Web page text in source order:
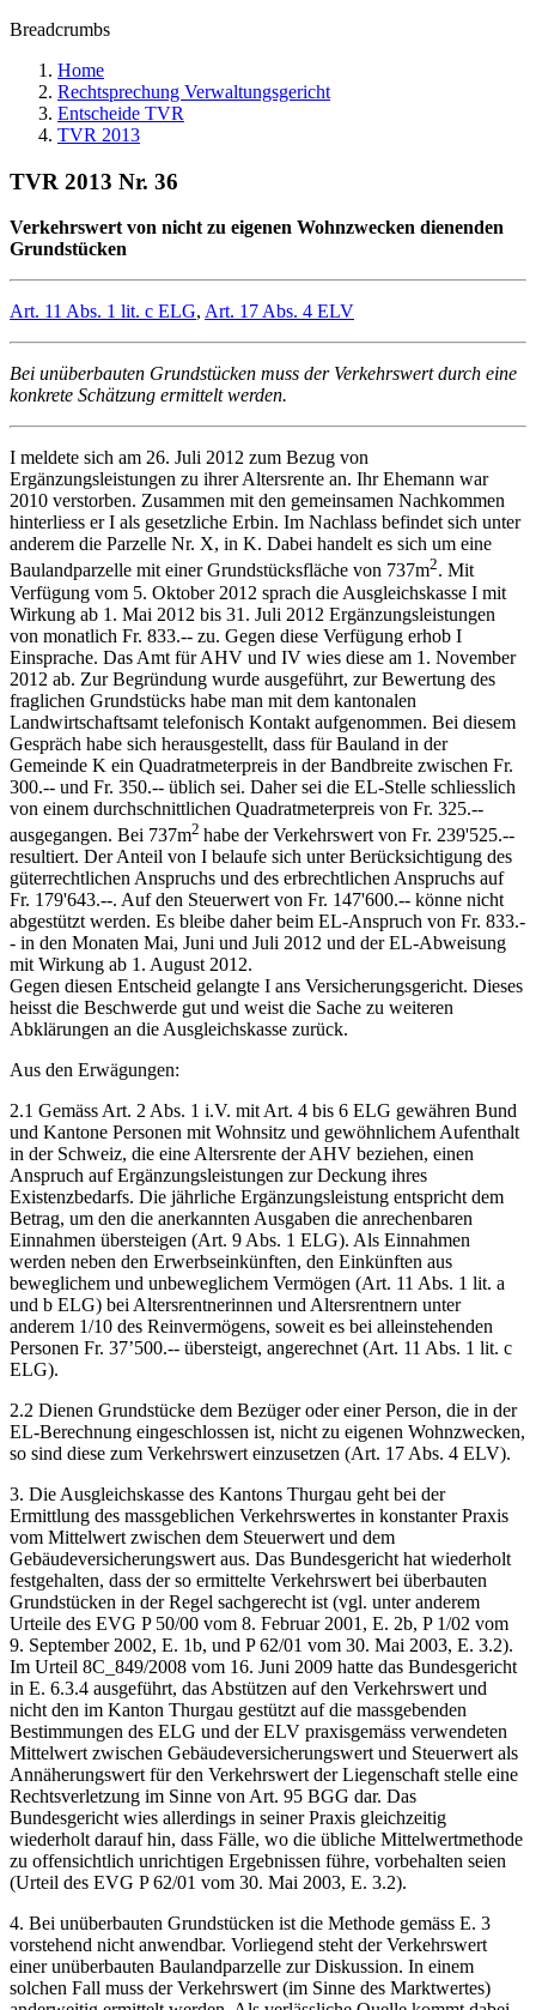
Breadcrumbs
Home
Rechtsprechung Verwaltungsgericht
Entscheide TVR
TVR 2013
TVR 2013 Nr. 36
Verkehrswert von nicht zu eigenen Wohnzwecken dienenden
Grundstücken
Art. 11 Abs. 1 lit. c ELG, Art. 17 Abs. 4 ELV
Bei unüberbauten Grundstücken muss der Verkehrswert durch eine
konkrete Schätzung ermittelt werden.
I meldete sich am 26. Juli 2012 zum Bezug von
Ergänzungsleistungen zu ihrer Altersrente an. Ihr Ehemann war
2010 verstorben. Zusammen mit den gemeinsamen Nachkommen
hinterliess er I als gesetzliche Erbin. Im Nachlass befindet sich unter
anderem die Parzelle Nr. X, in K. Dabei handelt es sich um eine
Baulandparzelle mit einer Grundstücksfläche von 737m2. Mit
Verfügung vom 5. Oktober 2012 sprach die Ausgleichskasse I mit
Wirkung ab 1. Mai 2012 bis 31. Juli 2012 Ergänzungsleistungen
von monatlich Fr. 833.-- zu. Gegen diese Verfügung erhob I
Einsprache. Das Amt für AHV und IV wies diese am 1. November
2012 ab. Zur Begründung wurde ausgeführt, zur Bewertung des
fraglichen Grundstücks habe man mit dem kantonalen
Landwirtschaftsamt telefonisch Kontakt aufgenommen. Bei diesem
Gespräch habe sich herausgestellt, dass für Bauland in der
Gemeinde K ein Quadratmeterpreis in der Bandbreite zwischen Fr.
300.-- und Fr. 350.-- üblich sei. Daher sei die EL-Stelle schliesslich
von einem durchschnittlichen Quadratmeterpreis von Fr. 325.--
ausgegangen. Bei 737m2 habe der Verkehrswert von Fr. 239'525.--
resultiert. Der Anteil von I belaufe sich unter Berücksichtigung des
güterrechtlichen Anspruchs und des erbrechtlichen Anspruchs auf
Fr. 179'643.--. Auf den Steuerwert von Fr. 147'600.-- könne nicht
abgestützt werden. Es bleibe daher beim EL-Anspruch von Fr. 833.-
- in den Monaten Mai, Juni und Juli 2012 und der EL-Abweisung
mit Wirkung ab 1. August 2012.
Gegen diesen Entscheid gelangte I ans Versicherungsgericht. Dieses
heisst die Beschwerde gut und weist die Sache zu weiteren
Abklärungen an die Ausgleichskasse zurück.
Aus den Erwägungen:
2.1 Gemäss Art. 2 Abs. 1 i.V. mit Art. 4 bis 6 ELG gewähren Bund
und Kantone Personen mit Wohnsitz und gewöhnlichem Aufenthalt
in der Schweiz, die eine Altersrente der AHV beziehen, einen
Anspruch auf Ergänzungsleistungen zur Deckung ihres
Existenzbedarfs. Die jährliche Ergänzungsleistung entspricht dem
Betrag, um den die anerkannten Ausgaben die anrechenbaren
Einnahmen übersteigen (Art. 9 Abs. 1 ELG). Als Einnahmen
werden neben den Erwerbseinkünften, den Einkünften aus
beweglichem und unbeweglichem Vermögen (Art. 11 Abs. 1 lit. a
und b ELG) bei Altersrentnerinnen und Altersrentnern unter
anderem 1/10 des Reinvermögens, soweit es bei alleinstehenden
Personen Fr. 37’500.-- übersteigt, angerechnet (Art. 11 Abs. 1 lit. c
ELG).
2.2 Dienen Grundstücke dem Bezüger oder einer Person, die in der
EL-Berechnung eingeschlossen ist, nicht zu eigenen Wohnzwecken,
so sind diese zum Verkehrswert einzusetzen (Art. 17 Abs. 4 ELV).
3. Die Ausgleichskasse des Kantons Thurgau geht bei der
Ermittlung des massgeblichen Verkehrswertes in konstanter Praxis
vom Mittelwert zwischen dem Steuerwert und dem
Gebäudeversicherungswert aus. Das Bundesgericht hat wiederholt
festgehalten, dass der so ermittelte Verkehrswert bei überbauten
Grundstücken in der Regel sachgerecht ist (vgl. unter anderem
Urteile des EVG P 50/00 vom 8. Februar 2001, E. 2b, P 1/02 vom
9. September 2002, E. 1b, und P 62/01 vom 30. Mai 2003, E. 3.2).
Im Urteil 8C_849/2008 vom 16. Juni 2009 hatte das Bundesgericht
in E. 6.3.4 ausgeführt, das Abstützen auf den Verkehrswert und
nicht den im Kanton Thurgau gestützt auf die massgebenden
Bestimmungen des ELG und der ELV praxisgemäss verwendeten
Mittelwert zwischen Gebäudeversicherungswert und Steuerwert als
Annäherungswert für den Verkehrswert der Liegenschaft stelle eine
Rechtsverletzung im Sinne von Art. 95 BGG dar. Das
Bundesgericht wies allerdings in seiner Praxis gleichzeitig
wiederholt darauf hin, dass Fälle, wo die übliche Mittelwertmethode
zu offensichtlich unrichtigen Ergebnissen führe, vorbehalten seien
(Urteil des EVG P 62/01 vom 30. Mai 2003, E. 3.2).
4. Bei unüberbauten Grundstücken ist die Methode gemäss E. 3
vorstehend nicht anwendbar. Vorliegend steht der Verkehrswert
einer unüberbauten Baulandparzelle zur Diskussion. In einem
solchen Fall muss der Verkehrswert (im Sinne des Marktwertes)